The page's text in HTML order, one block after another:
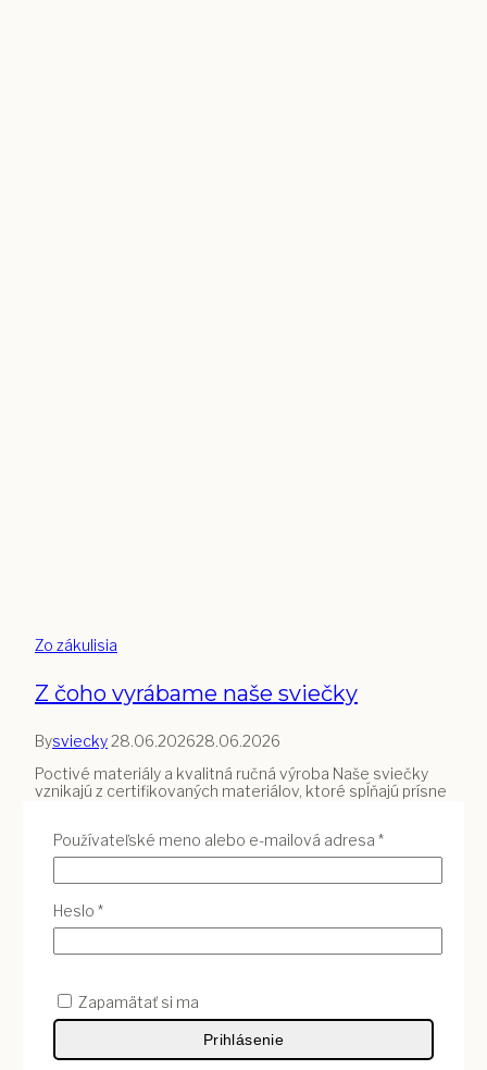
Zo zákulisia
Z čoho vyrábame naše sviečky
Bysviecky28.06.202628.06.2026
Poctivé materiály a kvalitná ručná výroba Naše sviečky
vznikajú z certifikovaných materiálov, ktoré spĺňajú prísne
sériách, aby sme dokázali zabezpečiť jej krásny vzhľad,
dlhú životnosť a stabilné horenie. Palmový vosk – prírodný
Read Morečoho
Používateľské meno alebo e-mailová adresa *Povinné
Heslo *Povinné
Zapamätať si ma
Prihlásenie